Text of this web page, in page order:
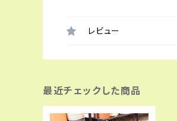
レビュー
最近チェックした商品